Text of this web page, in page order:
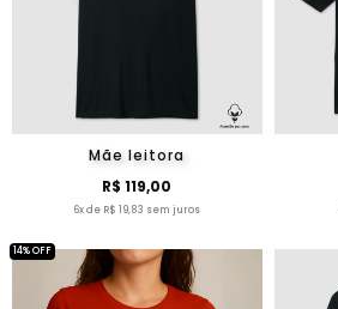
Mãe leitora
R$ 119,00
6x de R$ 19,83 sem juros
14% OFF